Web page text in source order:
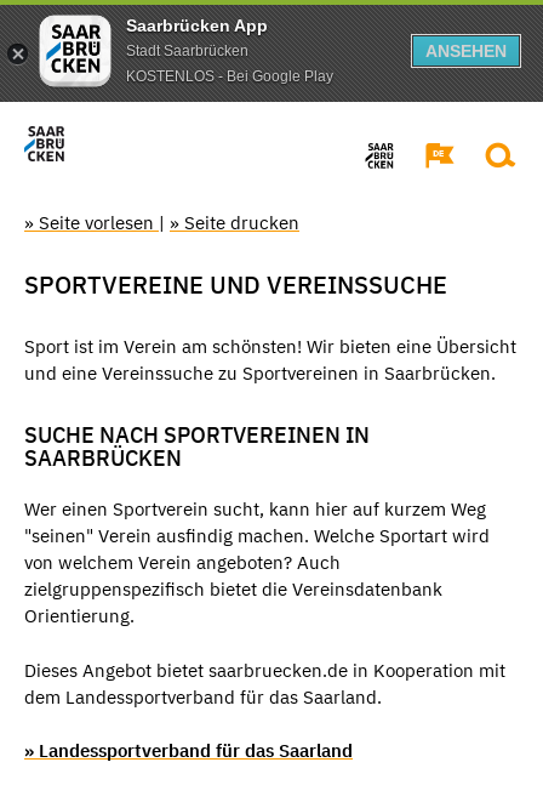
Saarbrücken App
Stadt Saarbrücken
KOSTENLOS - Bei Google Play
ANSEHEN
» Seite vorlesen | » Seite drucken
SPORTVEREINE UND VEREINSSUCHE
Sport ist im Verein am schönsten! Wir bieten eine Übersicht
und eine Vereinssuche zu Sportvereinen in Saarbrücken.
SUCHE NACH SPORTVEREINEN IN
SAARBRÜCKEN
Wer einen Sportverein sucht, kann hier auf kurzem Weg
"seinen" Verein ausfindig machen. Welche Sportart wird
von welchem Verein angeboten? Auch
zielgruppenspezifisch bietet die Vereinsdatenbank
Orientierung.
Dieses Angebot bietet saarbruecken.de in Kooperation mit
dem Landessportverband für das Saarland.
» Landessportverband für das Saarland